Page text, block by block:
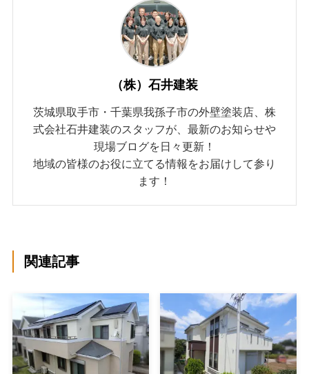
（株）石井建装
茨城県取手市・千葉県我孫子市の外壁塗装店、株
式会社石井建装のスタッフが、最新のお知らせや
現場ブログを日々更新！
地域の皆様のお役に立てる情報をお届けして参り
ます！
関連記事